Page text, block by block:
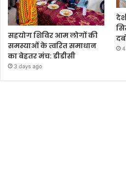
सहयोग शिविर आम लोगों की
समस्याओं के त्वरित समाधान
का बेहतर मंच: डीडीसी
3 days ago